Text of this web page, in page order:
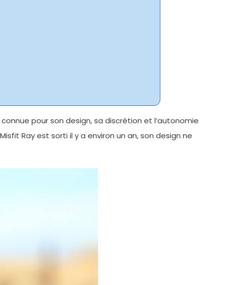
pour son design, sa discrétion et l’autonomie
Ray est sorti il y a environ un an, son design ne